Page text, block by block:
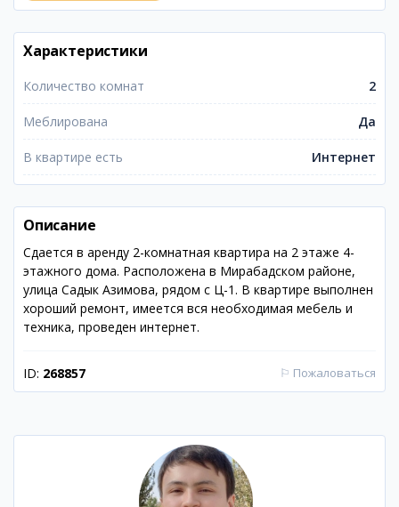
Характеристики
Количество комнат 2
Меблирована Да
В квартире есть Интернет
Описание
Сдается в аренду 2-комнатная квартира на 2 этаже 4-
этажного дома. Расположена в Мирабадском районе,
улица Садык Азимова, рядом с Ц-1. В квартире выполнен
хороший ремонт, имеется вся необходимая мебель и
техника, проведен интернет.
ID: 268857 ⚐ Пожаловаться